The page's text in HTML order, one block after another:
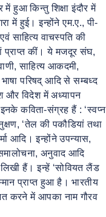
में हुआ किन्तु शिक्षा इंदौर में
में हुई। इन्होंने एम.ए., पी-
साहित्य वाचस्पति की
प्राप्त कीं। ये मजदूर संघ,
साहित्य आकदमी,
भाषा परिषद् आदि से सम्बध्द
और विदेश में अध्यापन
कविता-संग्रह हैं : ‘स्वप्न
‘तेल की पकौडियां तथा
आदि। इन्होंने उपन्यास,
अनुवाद आदि
हैं। इन्हें ‘सोवियत लैंड
प्राप्त हुआ है। भारतीय
करने में आपका नाम गौरव